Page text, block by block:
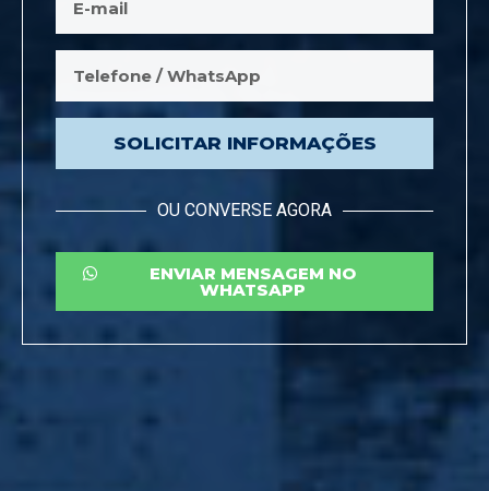
SOLICITAR INFORMAÇÕES
OU CONVERSE AGORA
ENVIAR MENSAGEM NO
WHATSAPP